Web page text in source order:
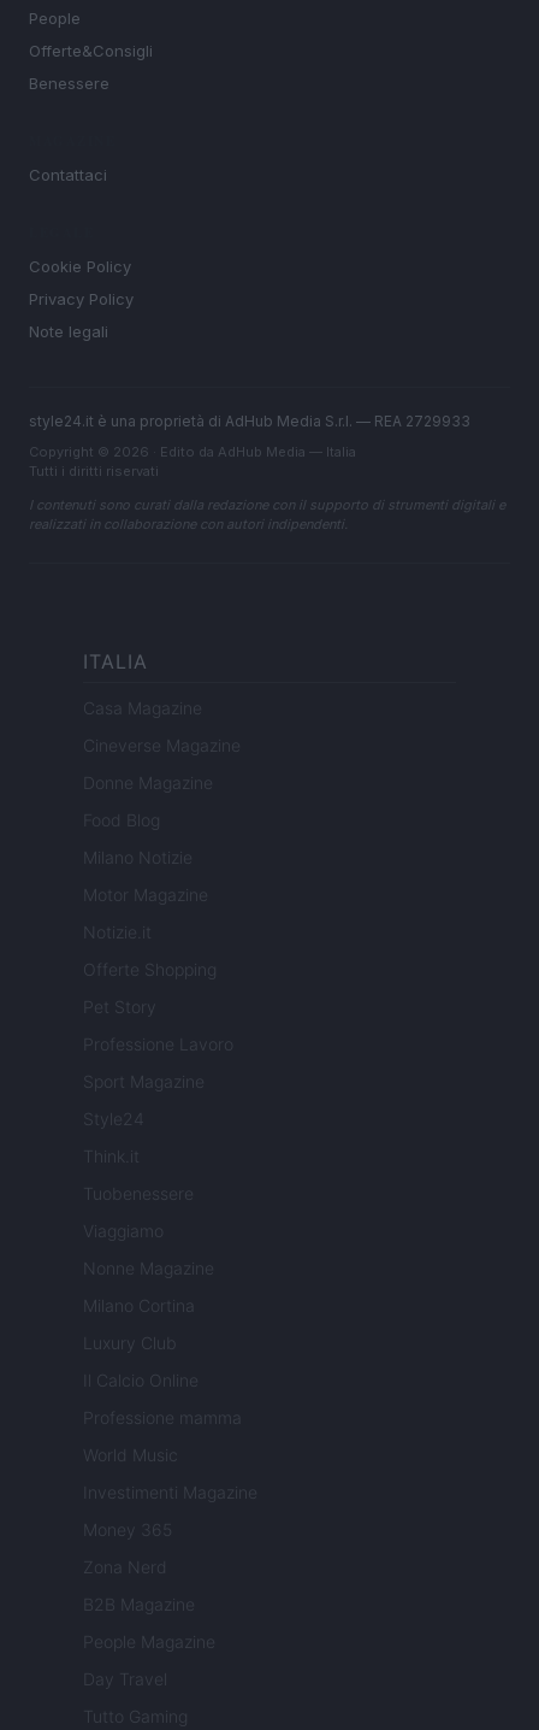
People
Offerte&Consigli
Benessere
Contattaci
Cookie Policy
Privacy Policy
Note legali
style24.it è una proprietà di AdHub Media S.r.l. — REA 2729933
Copyright © 2026 · Edito da AdHub Media — Italia
Tutti i diritti riservati
I contenuti sono curati dalla redazione con il supporto di strumenti digitali e
realizzati in collaborazione con autori indipendenti.
ITALIA
Casa Magazine
Cineverse Magazine
Donne Magazine
Food Blog
Milano Notizie
Motor Magazine
Notizie.it
Offerte Shopping
Pet Story
Professione Lavoro
Sport Magazine
Style24
Think.it
Tuobenessere
Viaggiamo
Nonne Magazine
Milano Cortina
Luxury Club
Il Calcio Online
Professione mamma
World Music
Investimenti Magazine
Money 365
Zona Nerd
B2B Magazine
People Magazine
Day Travel
Tutto Gaming